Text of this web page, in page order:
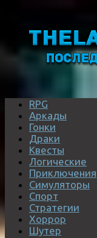
RPG
Аркады
Гонки
Драки
Квесты
Логические
Приключения
Симуляторы
Спорт
Стратегии
Хоррор
Шутер